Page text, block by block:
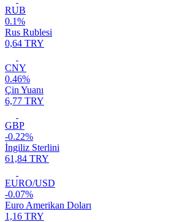
RUB
0.1%
Rus Rublesi
0,64 TRY
CNY
0.46%
Çin Yuanı
6,77 TRY
GBP
-0.22%
İngiliz Sterlini
61,84 TRY
EURO/USD
-0.07%
Euro Amerikan Doları
1,16 TRY